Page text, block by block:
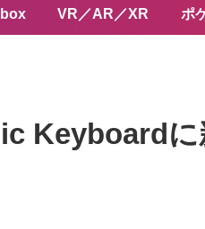
VR／AR／XR ポ
Keyboard